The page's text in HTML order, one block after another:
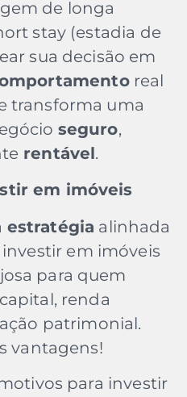
de longa
stay (estadia de
sua decisão em
real
transforma uma
seguro,
rentável.
em imóveis
estratégia alinhada
investir em imóveis
para quem
renda
patrimonial.
vantagens!
para investir